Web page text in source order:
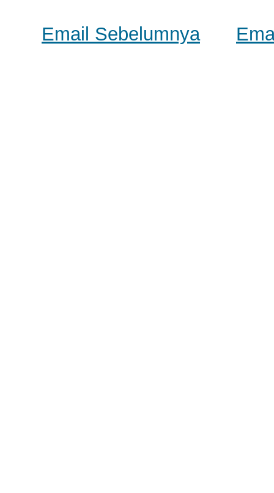
Email Sebelumnya